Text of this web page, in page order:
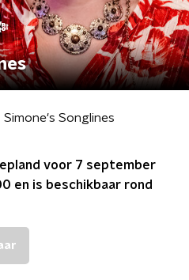
Simone's Songlines
voor 7 september
en is beschikbaar rond